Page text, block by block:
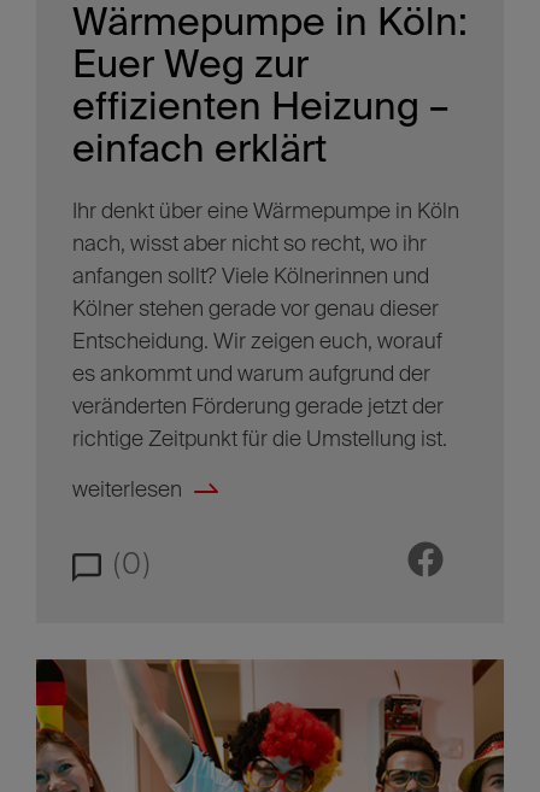
Wärmepumpe in Köln:
Euer Weg zur
effizienten Heizung –
einfach erklärt
Ihr denkt über eine Wärmepumpe in Köln
nach, wisst aber nicht so recht, wo ihr
anfangen sollt? Viele Kölnerinnen und
Kölner stehen gerade vor genau dieser
Entscheidung. Wir zeigen euch, worauf
es ankommt und warum aufgrund der
veränderten Förderung gerade jetzt der
richtige Zeitpunkt für die Umstellung ist.
weiterlesen
(0)